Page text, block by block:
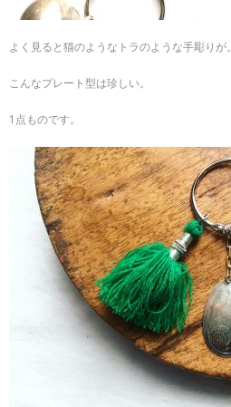
よく見ると猫のようなトラのような手彫りが。
こんなプレート型は珍しい。
1点ものです。